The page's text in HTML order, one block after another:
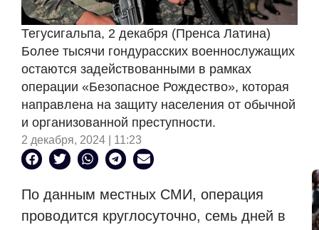
Тегусигальпа, 2 декабря (Пренса Латина)
Более тысячи гондурасских военнослужащих
остаются задействованными в рамках
операции «Безопасное Рождество», которая
направлена ​​на защиту населения от обычной
и организованной преступности.
2 декабря, 2024 | 11:23
По данным местных СМИ, операция
проводится круглосуточно, семь дней в